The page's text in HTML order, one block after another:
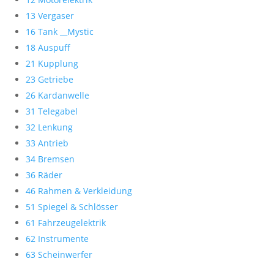
13 Vergaser
16 Tank __Mystic
18 Auspuff
21 Kupplung
23 Getriebe
26 Kardanwelle
31 Telegabel
32 Lenkung
33 Antrieb
34 Bremsen
36 Räder
46 Rahmen & Verkleidung
51 Spiegel & Schlösser
61 Fahrzeugelektrik
62 Instrumente
63 Scheinwerfer